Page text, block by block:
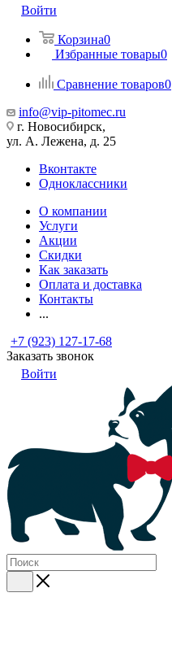
Войти
Корзина0
Избранные товары0
Сравнение товаров0
info@vip-pitomec.ru
г. Новосибирск,
ул. А. Лежена, д. 25
Вконтакте
Одноклассники
О компании
Услуги
Акции
Скидки
Как заказать
Оплата и доставка
Контакты
...
+7 (923) 127-17-68
Заказать звонок
Войти